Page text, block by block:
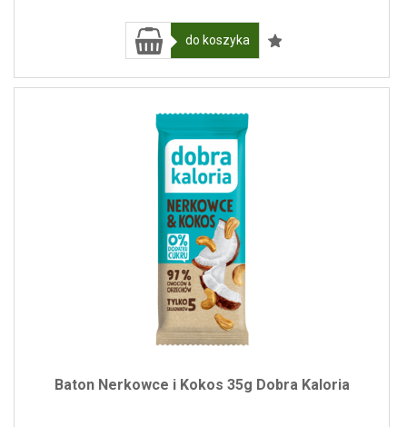
do koszyka
Baton Nerkowce i Kokos 35g Dobra Kaloria